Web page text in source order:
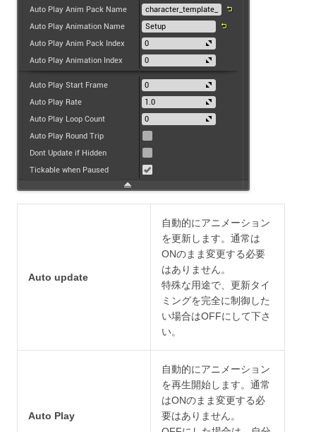
Auto update
自動的にアニメーション
を更新します。通常は
ONのまま変更する必要
はありません。
特殊な用途で、更新タイ
ミングを完全に制御した
い場合はOFFにして下さ
い。
Auto Play
自動的にアニメーション
を再生開始します。通常
はONのまま変更する必
要はありません。